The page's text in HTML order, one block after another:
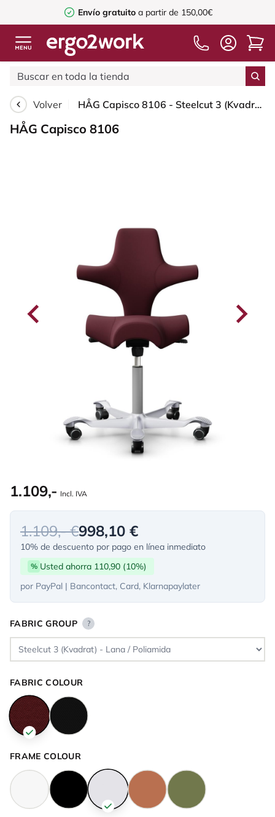
Envío gratuito a partir de 150,00€
Volver HÅG Capisco 8106 - Steelcut 3 (Kvadrat) - Lana / Poliamida - STT682 Chestnut - Silver - 265 mm (seat height 53-79cm) - Hard castors for soft floors
HÅG Capisco 8106
1.109,- Incl. IVA
1.109,- €998,10 €
10% de descuento por pago en línea inmediato
% Usted ahorra 110,90 (10%)
por PayPal | Bancontact, Card, Klarnapaylater
FABRIC GROUP ?
FABRIC COLOUR
FRAME COLOUR